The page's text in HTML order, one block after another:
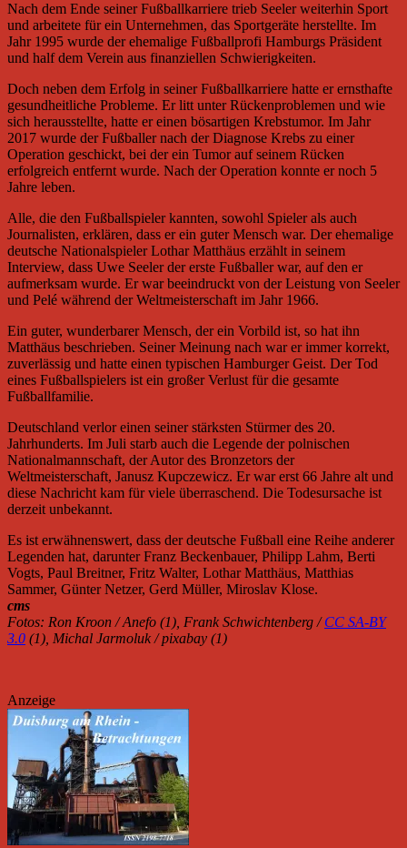
Nach dem Ende seiner Fußballkarriere trieb Seeler weiterhin Sport
und arbeitete für ein Unternehmen, das Sportgeräte herstellte. Im
Jahr 1995 wurde der ehemalige Fußballprofi Hamburgs Präsident
und half dem Verein aus finanziellen Schwierigkeiten.
Doch neben dem Erfolg in seiner Fußballkarriere hatte er ernsthafte
gesundheitliche Probleme. Er litt unter Rückenproblemen und wie
sich herausstellte, hatte er einen bösartigen Krebstumor. Im Jahr
2017 wurde der Fußballer nach der Diagnose Krebs zu einer
Operation geschickt, bei der ein Tumor auf seinem Rücken
erfolgreich entfernt wurde. Nach der Operation konnte er noch 5
Jahre leben.
Alle, die den Fußballspieler kannten, sowohl Spieler als auch
Journalisten, erklären, dass er ein guter Mensch war. Der ehemalige
deutsche Nationalspieler Lothar Matthäus erzählt in seinem
Interview, dass Uwe Seeler der erste Fußballer war, auf den er
aufmerksam wurde. Er war beeindruckt von der Leistung von Seeler
und Pelé während der Weltmeisterschaft im Jahr 1966.
Ein guter, wunderbarer Mensch, der ein Vorbild ist, so hat ihn
Matthäus beschrieben. Seiner Meinung nach war er immer korrekt,
zuverlässig und hatte einen typischen Hamburger Geist. Der Tod
eines Fußballspielers ist ein großer Verlust für die gesamte
Fußballfamilie.
Deutschland verlor einen seiner stärksten Stürmer des 20.
Jahrhunderts. Im Juli starb auch die Legende der polnischen
Nationalmannschaft, der Autor des Bronzetors der
Weltmeisterschaft, Janusz Kupczewicz. Er war erst 66 Jahre alt und
diese Nachricht kam für viele überraschend. Die Todesursache ist
derzeit unbekannt.
Es ist erwähnenswert, dass der deutsche Fußball eine Reihe anderer
Legenden hat, darunter Franz Beckenbauer, Philipp Lahm, Berti
Vogts, Paul Breitner, Fritz Walter, Lothar Matthäus, Matthias
Sammer, Günter Netzer, Gerd Müller, Miroslav Klose.
cms
Fotos: Ron Kroon / Anefo (1), Frank Schwichtenberg /CC SA-BY
3.0 (1), Michal Jarmoluk / pixabay (1)
Anzeige